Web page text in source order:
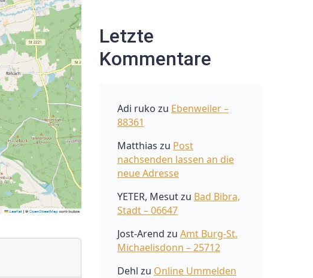
Letzte
Kommentare
Adi ruko zu Ebenweiler –
88361
Matthias zu Post
nachsenden lassen an die
neue Adresse
YETER, Mesutzu Bad Bibra,
Stadt – 06647
Jost-Arend zu Amt Burg-St.
Michaelisdonn – 25712
Dehl zu Online Ummelden